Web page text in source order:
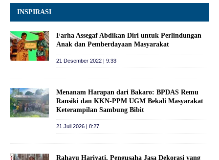
INSPIRASI
Farha Assegaf Abdikan Diri untuk Perlindungan
Anak dan Pemberdayaan Masyarakat
21 Desember 2022 | 9:33
Menanam Harapan dari Bakaro: BPDAS Remu
Ransiki dan KKN-PPM UGM Bekali Masyarakat
Keterampilan Sambung Bibit
21 Juli 2026 | 8:27
Rahayu Hariyati, Pengusaha Jasa Dekorasi yang